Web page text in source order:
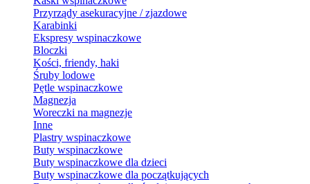
Przyrządy asekuracyjne / zjazdowe
Karabinki
Ekspresy wspinaczkowe
Bloczki
Kości, friendy, haki
Śruby lodowe
Pętle wspinaczkowe
Magnezja
Woreczki na magnezje
Inne
Plastry wspinaczkowe
Buty wspinaczkowe
Buty wspinaczkowe dla dzieci
Buty wspinaczkowe dla początkujących